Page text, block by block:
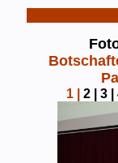
1| 2 | 3 |